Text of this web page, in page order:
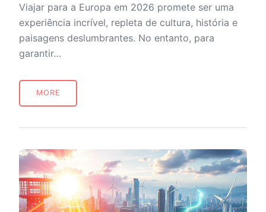
Viajar para a Europa em 2026 promete ser uma
experiência incrível, repleta de cultura, história e
paisagens deslumbrantes. No entanto, para
garantir…
MORE